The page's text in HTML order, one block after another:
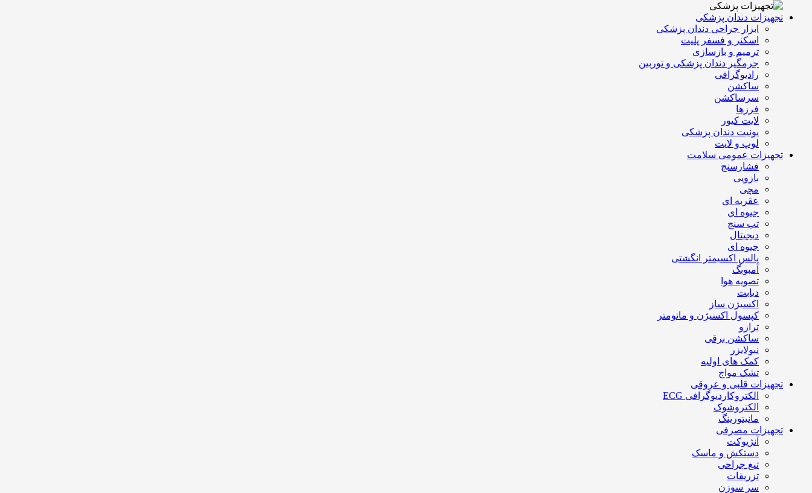
تجهیزات دندان پزشکی
ابزار جراحی دندان پزشکی
اسکنر و فسفر پلیت
ترمیم و بازسازی
جرمگیر دندان پزشکی و توربین
رادیوگرافی
ساکشن
سرساکشن
فرزها
لایت کیور
یونیت دندان پزشکی
لوپ و لایت
تجهیزات عمومی سلامت
فشارسنج
بازویی
مچی
عقربه ای
جیوه ای
تب سنج
دیجیتال
جیوه ای
پالس اکسیمتر انگشتی
آمبوبگ
تصویه هوا
دیابت
اکسیژن ساز
کپسول اکسیژن و مانومتر
ترازو
ساکشن برقی
نبولایزر
کمک های اولیه
تشک مواج
تجهیزات قلبی و عروقی
الکتروکاردیوگرافی ECG
الکتروشوک
مانیتورینگ
تجهیزات مصرفی
آنژیوکت
دستکش و ماسک
تیغ جراحی
تزریقات
سر سوزن